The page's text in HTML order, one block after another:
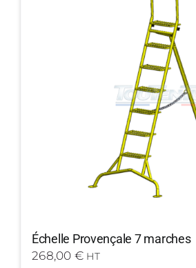
Échelle Provençale 7 marches
268,00 € HT